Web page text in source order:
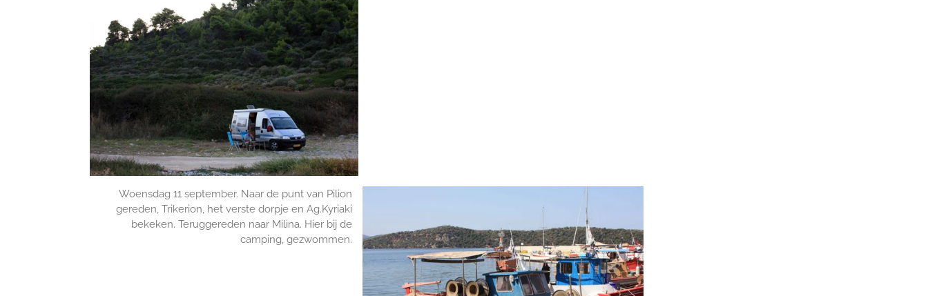
Woensdag 11 september. Naar de punt van Pilion
gereden, Trikerion, het verste dorpje en Ag.Kyriaki
bekeken. Teruggereden naar Milina. Hier bij de
camping, gezwommen.